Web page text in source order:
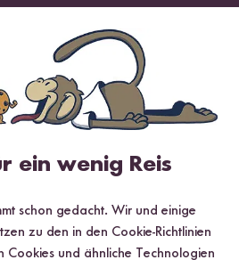
ein wenig Reis
schon gedacht. Wir und einige
zu den in den Cookie-Richtlinien
Cookies und ähnliche Technologien